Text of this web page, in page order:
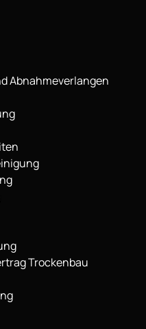
Abnahmeverlangen
Trockenbau